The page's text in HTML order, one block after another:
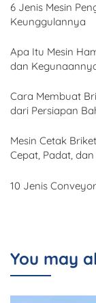
6 Jenis Mesin
Keunggulannya
Apa Itu Mesin
dan
Cara Membuat
dari Persiapan
Mesin Cetak
Cepat, Padat, dan
10 Jenis
You may